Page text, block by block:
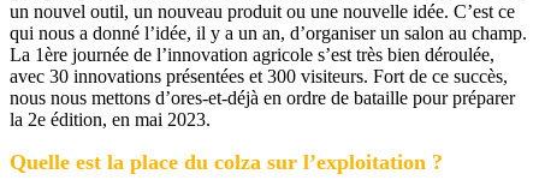
un nouvel outil, un nouveau produit ou une nouvelle idée. C’est ce
qui nous a donné l’idée, il y a un an, d’organiser un salon au champ.
La 1ère journée de l’innovation agricole s’est très bien déroulée,
avec 30 innovations présentées et 300 visiteurs. Fort de ce succès,
nous nous mettons d’ores-et-déjà en ordre de bataille pour préparer
la 2e édition, en mai 2023.
Quelle est la place du colza sur l’exploitation ?